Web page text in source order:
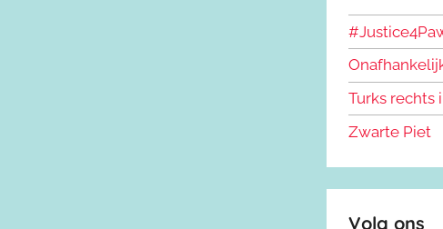
Turks rechts
Zwarte Piet
Volg ons